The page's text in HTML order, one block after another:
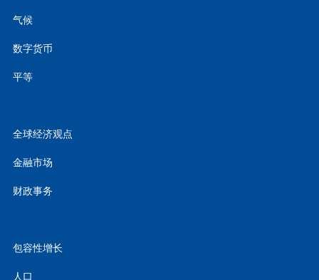
气候
数字货币
平等
全球经济观点
金融市场
财政事务
包容性增长